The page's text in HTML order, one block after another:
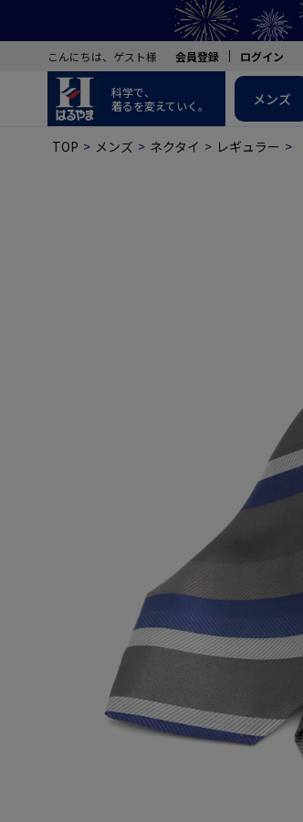
こんにちは、ゲスト様 会員登録 ログイン
科学で、
着るを変えていく。
メンズ
TOP メンズ ネクタイ レギュラー